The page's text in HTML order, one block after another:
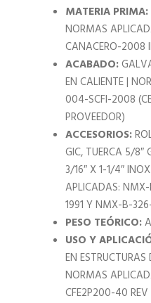
MATERIA PRIMA:
NORMAS
CANACERO-2008
ACABADO:
EN CALIENTE |
004-SCFI-2008
PROVEEDOR)
ACCESORIOS:
GIC, TUERCA 5/8″
3/16″ X 1-1/4″
APLICADAS:
1991 Y NMX-B-
PESO TEÓRICO:
USO Y
EN ESTRUCTURAS
NORMAS
CFE2P200-40 REV